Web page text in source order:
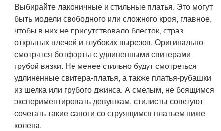
Выбирайте лаконичные и стильные платья. Это могут
быть модели свободного или сложного кроя, главное,
чтобы в них не присутствовало блесток, страз,
открытых плечей и глубоких вырезов. Оригинально
смотрятся ботфорты с удлиненными свитерами
грубой вязки. Не менее стильно будут смотреться
удлиненные свитера-платья, а также платья-рубашки
из шелка или грубого джинса. А смелым, не боящимся
экспериментировать девушкам, стилисты советуют
сочетать такие сапоги со струящимся платьем ниже
колена.